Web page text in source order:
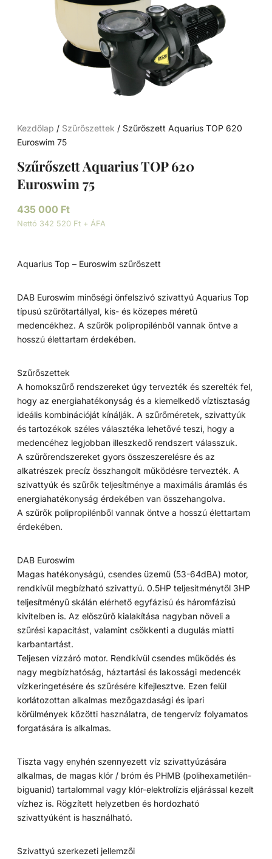
Kezdőlap / Szűrőszettek / Szűrőszett Aquarius TOP 620
Euroswim 75
Szűrőszett Aquarius TOP 620
Euroswim 75
435 000 Ft
Nettó 342 520 Ft + ÁFA
Aquarius Top – Euroswim szűrőszett
DAB Euroswim minőségi önfelszívó szivattyú Aquarius Top
típusú szűrőtartállyal, kis- és közepes méretű
medencékhez. A szűrők polipropilénből vannak öntve a
hosszú élettartam érdekében.
Szűrőszettek
A homokszűrő rendszereket úgy tervezték és szerelték fel,
hogy az energiahatékonyság és a kiemelkedő víztisztaság
ideális kombinációját kínálják. A szűrőméretek, szivattyúk
és tartozékok széles választéka lehetővé teszi, hogy a
medencéhez legjobban illeszkedő rendszert válasszuk.
A szűrőrendszereket gyors összeszerelésre és az
alkatrészek precíz összhangolt működésre tervezték. A
szivattyúk és szűrők teljesítménye a maximális áramlás és
energiahatékonyság érdekében van összehangolva.
A szűrők polipropilénből vannak öntve a hosszú élettartam
érdekében.
DAB Euroswim
Magas hatékonyságú, csendes üzemű (53-64dBA) motor,
rendkívül megbízható szivattyú. 0.5HP teljesítménytől 3HP
teljesítményű skálán elérhető egyfázisú és háromfázisú
kivitelben is. Az előszűrő kialakítása nagyban növeli a
szűrési kapacitást, valamint csökkenti a dugulás miatti
karbantartást.
Teljesen vízzáró motor. Rendkívül csendes működés és
nagy megbízhatóság, háztartási és lakossági medencék
vízkeringetésére és szűrésére kifejlesztve. Ezen felül
korlátozottan alkalmas mezőgazdasági és ipari
körülmények közötti használatra, de tengervíz folyamatos
forgatására is alkalmas.
Tiszta vagy enyhén szennyezett víz szivattyúzására
alkalmas, de magas klór / bróm és PHMB (polihexametilén-
biguanid) tartalommal vagy klór-elektrolízis eljárással kezelt
vízhez is. Rögzített helyzetben és hordozható
szivattyúként is használható.
Szivattyú szerkezeti jellemzői